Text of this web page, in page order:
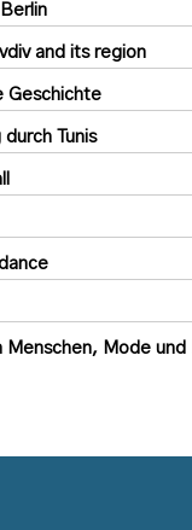
and its region
Geschichte
durch Tunis
Menschen, Mode und